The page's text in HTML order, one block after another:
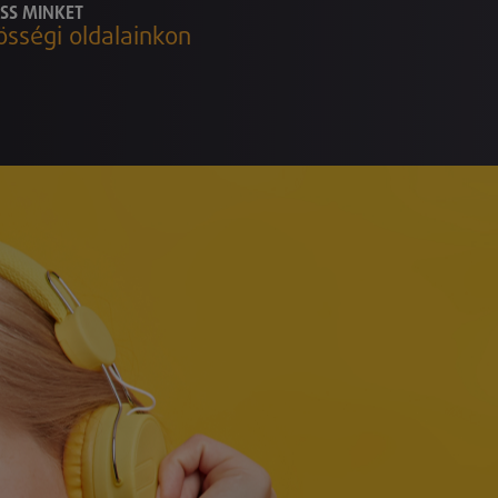
MINKET
oldalainkon